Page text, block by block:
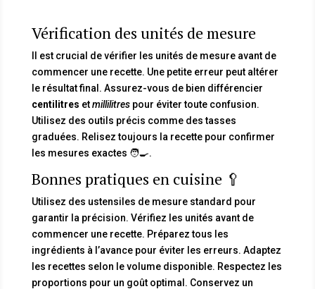
Vérification des unités de mesure
Il est crucial de vérifier les unités de mesure avant de
commencer une recette. Une petite erreur peut altérer
le résultat final. Assurez-vous de bien différencier
centilitres etmillilitrespour éviter toute confusion.
Utilisez des outils précis comme des tasses
graduées. Relisez toujours la recette pour confirmer
les mesures exactes 🧑‍🍳.
Bonnes pratiques en cuisine 🥄
Utilisez des ustensiles de mesure standard pour
garantir la précision. Vérifiez les unités avant de
commencer une recette. Préparez tous les
ingrédients à l’avance pour éviter les erreurs. Adaptez
les recettes selon le volume disponible. Respectez les
proportions pour un goût optimal. Conservez un